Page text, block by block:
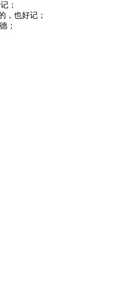
；
，也好记；
；